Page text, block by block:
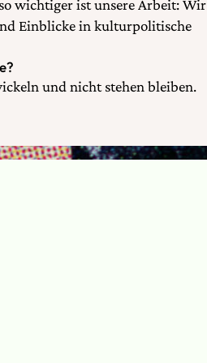
wichtiger ist unsere Arbeit: Wir
Einblicke in kulturpolitische
und nicht stehen bleiben.